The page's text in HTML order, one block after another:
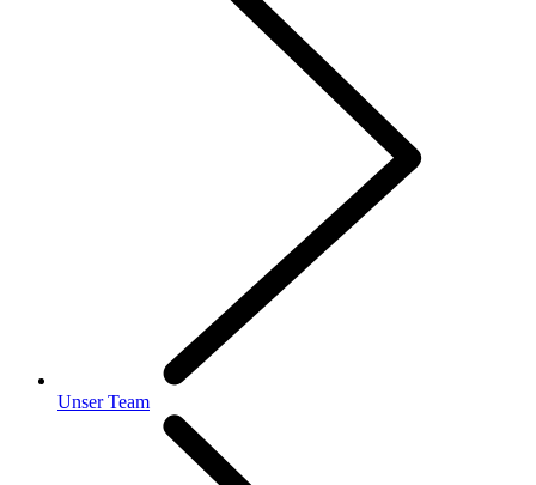
Unser Team